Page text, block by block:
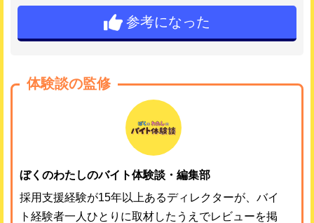
参考になった
体験談の監修
ぼくのわたしのバイト体験談・編集部
採用支援経験が15年以上あるディレクターが、バイ
ト経験者一人ひとりに取材したうえでレビューを掲